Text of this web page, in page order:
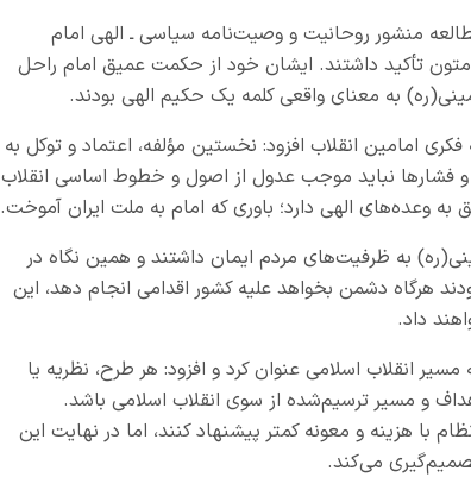
منشور روحانیت و وصیت‌نامه سیاسی ـ الهی امام
تأکید داشتند. ایشان خود از حکمت عمیق امام راحل
به معنای واقعی کلمه یک حکیم الهی بودند.
امامین انقلاب افزود: نخستین مؤلفه، اعتماد و توکل به
فشارها نباید موجب عدول از اصول و خطوط اساسی انقلاب
وعده‌های الهی دارد؛ باوری که امام به ملت ایران آموخت.
به ظرفیت‌های مردم ایمان داشتند و همین نگاه در
هرگاه دشمن بخواهد علیه کشور اقدامی انجام دهد، این
داد.
انقلاب اسلامی عنوان کرد و افزود: هر طرح، نظریه یا
و مسیر ترسیم‌شده از سوی انقلاب اسلامی باشد.
با هزینه و معونه کمتر پیشنهاد کنند، اما در نهایت این
می‌کند.